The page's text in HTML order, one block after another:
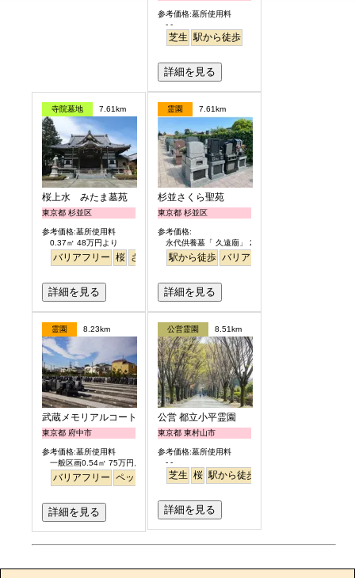
参考価格:墓所使用料
- -
芝生 駅から徒歩
詳細を見る
寺院墓地 7.61km
桜上水 みたま墓苑
東京都 杉並区
参考価格:墓所使用料
0.37㎡ 48万円より
バリアフリー 桜 さくら 平坦
詳細を見る
霊園 7.61km
杉並さくら聖苑
東京都 杉並区
参考価格:
永代供養墓「 久遠廟」 29.8万円より
駅から徒歩 バリアフリー
詳細を見る
霊園 8.23km
武蔵メモリアルコート
東京都 府中市
参考価格:墓所使用料
一般区画0.54㎡ 75万円より
バリアフリー ペット 永代供養 個人・夫婦
詳細を見る
公営霊園 8.51km
公営 都立小平霊園
東京都 東村山市
参考価格:墓所使用料
- -
芝生 桜 駅から徒歩
詳細を見る